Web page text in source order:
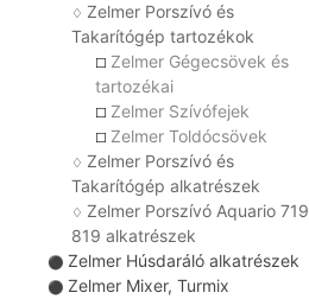
♢ Zelmer Porszívó és
Takarítógép tartozékok
☐ Zelmer Gégecsövek és
tartozékai
☐ Zelmer Szívófejek
☐ Zelmer Toldócsövek
♢ Zelmer Porszívó és
Takarítógép alkatrészek
♢ Zelmer Porszívó Aquario 719
819 alkatrészek
⚫ Zelmer Húsdaráló alkatrészek
⚫ Zelmer Mixer, Turmix